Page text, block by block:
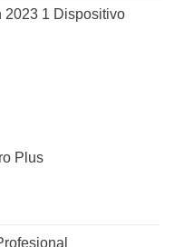
2023 1 Dispositivo
Plus